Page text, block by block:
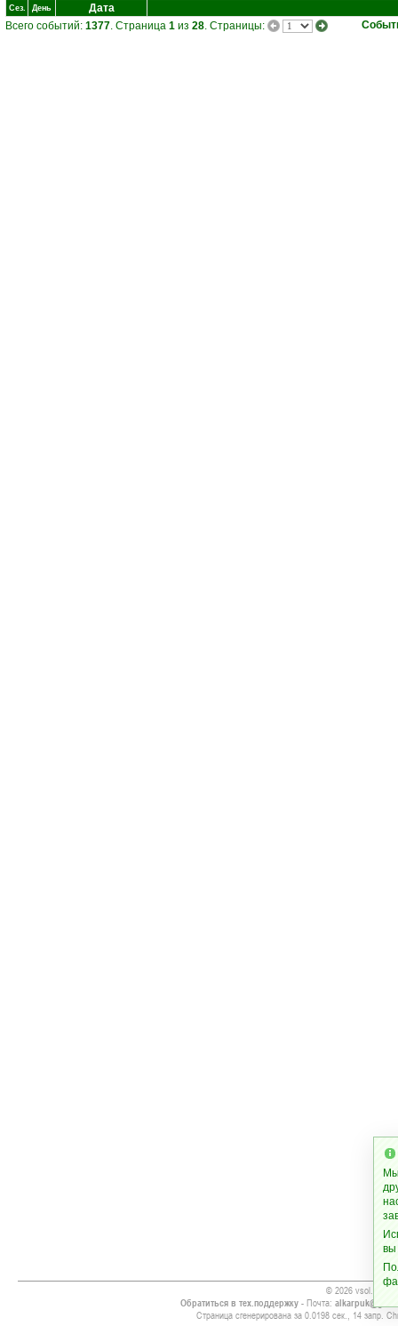
Сез. День
Дата
Всего событий: 1377. Страница 1 из 28. Страницы:
© 2026 vsol.org
Обратиться в тех.поддержку- Почта:
Страница сгенерирована за 0.0198 сек., 14 запр.
вы